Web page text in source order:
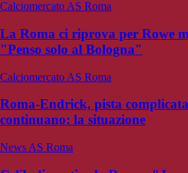
Calciomercato AS Roma
La Roma ci riprova per Rowe
"Penso solo al Bologna"
Calciomercato AS Roma
Roma-Endrick, pista
continuano: la situazione
News AS Roma